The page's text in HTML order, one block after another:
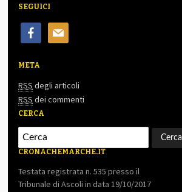
SEGUICI
facebookmail
META
RSS degli articoli
RSS dei commenti
CERCA
CRONACHEMARCHE.IT
Testata registrata n. 535 presso il
Tribunale di Ascoli in data 19/10/2017